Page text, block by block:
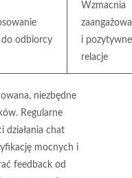
do odbiorcy
Wzmacnia
i pozytywne
relacje
niezbędne
. Regularne
działania chat
mocnych i
feedback od